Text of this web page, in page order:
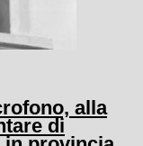
alla
di